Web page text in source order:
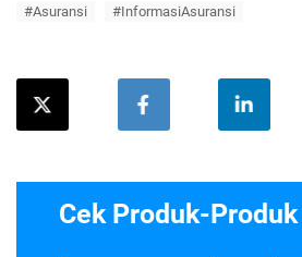
#Asuransi #InformasiAsuransi
Cek Produk-